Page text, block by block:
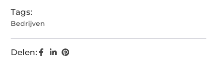
Tags:
Bedrijven
Delen: